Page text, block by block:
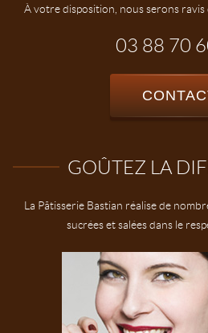
À votre disposition, nous serons ravis
03 88 70
GOÛTEZ LA
La Pâtisserie Bastian réalise de
sucrées et salées dans le